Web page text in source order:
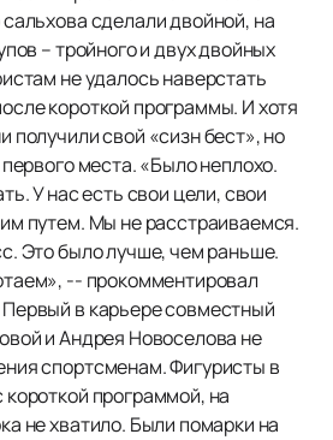
сделали двойной, на
– тройного и двух двойных
не удалось наверстать
короткой программы. И хотя
получили свой «сизн бест», но
места. «Было неплохо.
У нас есть свои цели, свои
путем. Мы не расстраиваемся.
Это было лучше, чем раньше.
-- прокомментировал
в карьере совместный
и Андрея Новоселова не
спортсменам. Фигуристы в
программой, на
не хватило. Были помарки на